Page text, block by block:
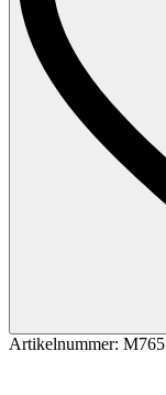
Artikelnummer: